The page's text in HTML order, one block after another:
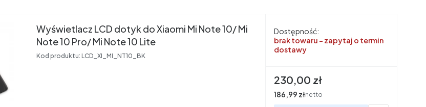
Wyświetlacz LCD dotyk do Xiaomi Mi Note 10/ Mi
Note 10 Pro/ Mi Note 10 Lite
Kod produktu: LCD_XI_MI_NT10_BK
Dostępność:
brak towaru - zapytaj o termin
dostawy
Cena
230,00 zł
Cena
186,99 złnetto